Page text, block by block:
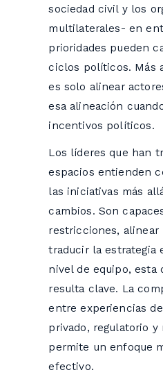
sociedad civil y los
multilaterales- en
prioridades pueden
ciclos políticos. Más
es solo alinear
esa alineación
incentivos políticos.
Los líderes que han
espacios entienden
las iniciativas más
cambios. Son
restricciones,
traducir la estrategia
nivel de equipo, esta
resulta clave. La
entre experiencias
privado, regulatorio
permite un enfoque
efectivo.